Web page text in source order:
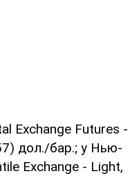
Exchange Futures -
дол./бар.; у Нью-
Exchange - Light,